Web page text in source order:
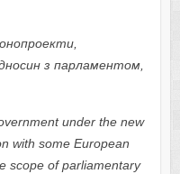
з парламентом,
under the new
with some European
scope of parliamentary